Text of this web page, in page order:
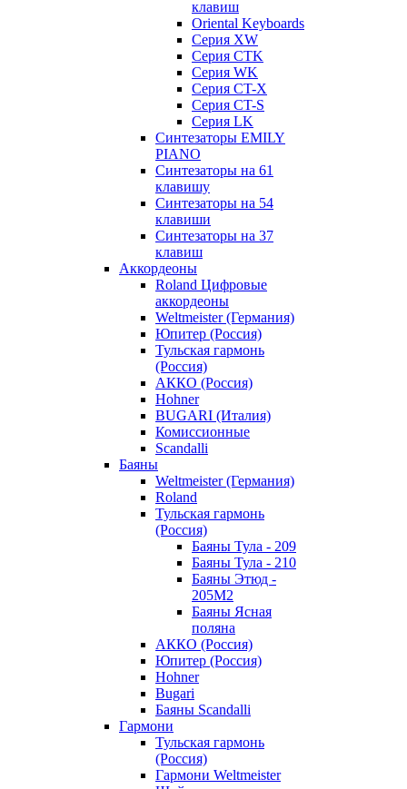
клавиш
Oriental Keyboards
Cерия XW
Серия CTK
Серия WK
Серия CT-X
Серия CT-S
Серия LK
Синтезаторы EMILY
PIANO
Синтезаторы на 61
клавишу
Синтезаторы на 54
клавиши
Синтезаторы на 37
клавиш
Аккордеоны
Roland Цифровые
аккордеоны
Weltmeister (Германия)
Юпитер (Россия)
Тульская гармонь
(Россия)
АККО (Россия)
Hohner
BUGARI (Италия)
Комиссионные
Scandalli
Баяны
Weltmeister (Германия)
Roland
Тульская гармонь
(Россия)
Баяны Тула - 209
Баяны Тула - 210
Баяны Этюд -
205М2
Баяны Ясная
поляна
АККО (Россия)
Юпитер (Россия)
Hohner
Bugari
Баяны Scandalli
Гармони
Тульская гармонь
(Россия)
Гармони Weltmeister